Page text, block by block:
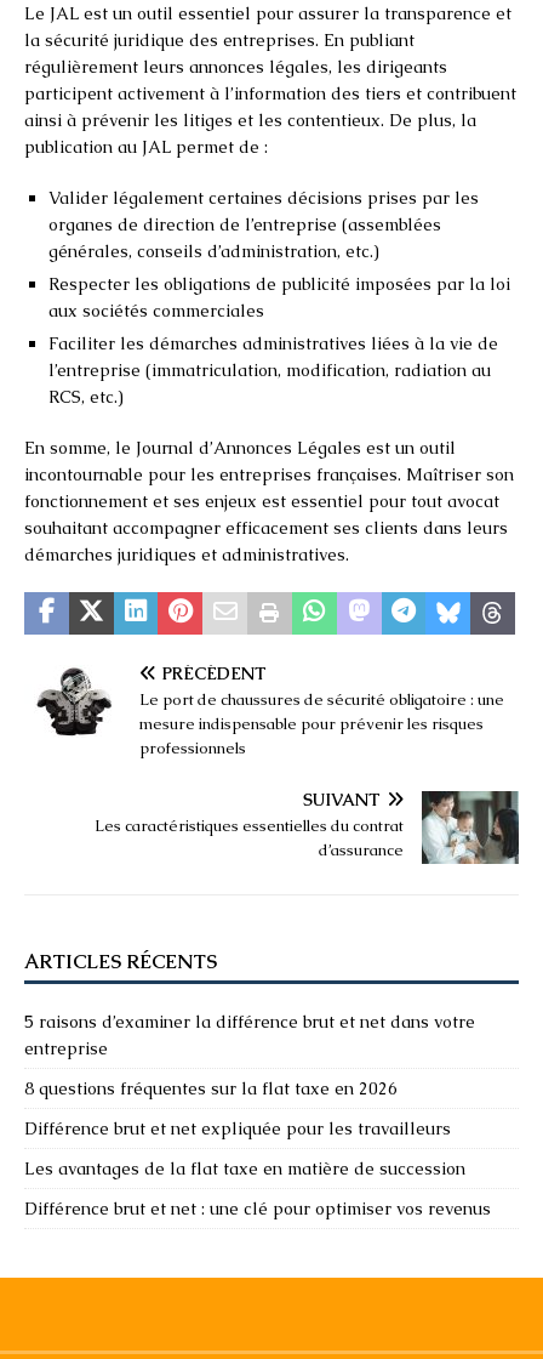
Le JAL est un outil essentiel pour assurer la transparence et
la sécurité juridique des entreprises. En publiant
régulièrement leurs annonces légales, les dirigeants
participent activement à l’information des tiers et contribuent
ainsi à prévenir les litiges et les contentieux. De plus, la
publication au JAL permet de :
Valider légalement certaines décisions prises par les
organes de direction de l’entreprise (assemblées
générales, conseils d’administration, etc.)
Respecter les obligations de publicité imposées par la loi
aux sociétés commerciales
Faciliter les démarches administratives liées à la vie de
l’entreprise (immatriculation, modification, radiation au
RCS, etc.)
En somme, le Journal d’Annonces Légales est un outil
incontournable pour les entreprises françaises. Maîtriser son
fonctionnement et ses enjeux est essentiel pour tout avocat
souhaitant accompagner efficacement ses clients dans leurs
démarches juridiques et administratives.
PRÉCÉDENT
Le port de chaussures de sécurité obligatoire : une
mesure indispensable pour prévenir les risques
professionnels
SUIVANT
Les caractéristiques essentielles du contrat
d’assurance
ARTICLES RÉCENTS
5 raisons d’examiner la différence brut et net dans votre
entreprise
8 questions fréquentes sur la flat taxe en 2026
Différence brut et net expliquée pour les travailleurs
Les avantages de la flat taxe en matière de succession
Différence brut et net : une clé pour optimiser vos revenus